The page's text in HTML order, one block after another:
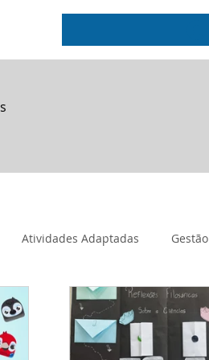
Atividades Adaptadas Gestão
Metodologias Ativas